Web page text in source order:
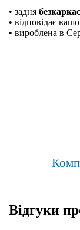
• задня
• відповідає
• вироблена в
Відгуки